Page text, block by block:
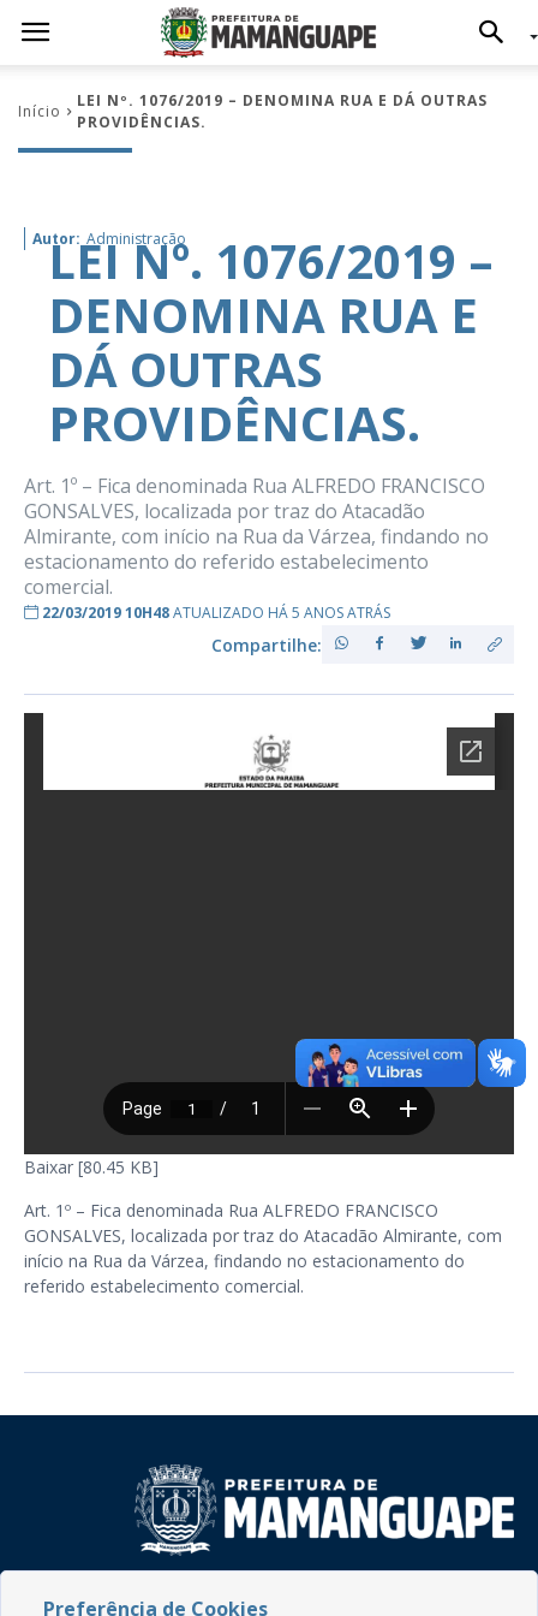
Início
LEI Nº. 1076/2019 – DENOMINA RUA E DÁ OUTRAS
PROVIDÊNCIAS.
Autor: Administração
LEI Nº. 1076/2019 –
DENOMINA RUA E
DÁ OUTRAS
PROVIDÊNCIAS.
Art. 1º – Fica denominada Rua ALFREDO FRANCISCO
GONSALVES, localizada por traz do Atacadão
Almirante, com início na Rua da Várzea, findando no
estacionamento do referido estabelecimento
comercial.
22/03/2019 10H48ATUALIZADO HÁ 5 ANOS ATRÁS
Compartilhe:
Baixar [80.45 KB]
Art. 1º – Fica denominada Rua ALFREDO FRANCISCO
GONSALVES, localizada por traz do Atacadão Almirante, com
início na Rua da Várzea, findando no estacionamento do
referido estabelecimento comercial.
Preferência de Cookies